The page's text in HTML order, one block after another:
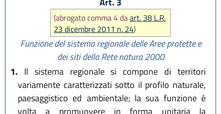
(abrogato comma 4 daart. 38 L.R.
23 dicembre 2011 n. 24)
Funzione del sistema regionale delle Aree protette e
dei siti della Rete natura 2000
1. Il sistema regionale si compone di territori
variamente caratterizzati sotto il profilo naturale,
paesaggistico ed ambientale; la sua funzione è
volta a promuovere in forma unitaria la